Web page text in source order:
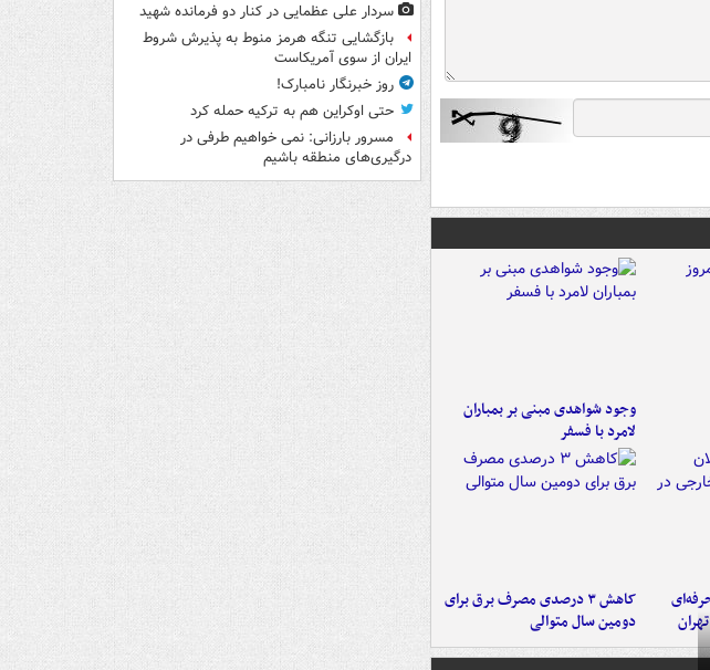
وجود شواهدی مبنی بر بمباران
لامرد با فسفر
کاهش ۳ درصدی مصرف برق برای
دومین سال متوالی
سردار علی عظمایی در کنار دو فرمانده شهید
بازگشایی تنگه هرمز منوط به پذیرش شروط
ایران از سوی آمریکاست
روز خبرنگار نامبارک!
حتی اوکراین هم به ترکیه حمله کرد
مسرور بارزانی: نمی خواهیم طرفی در
درگیری‌های منطقه باشیم